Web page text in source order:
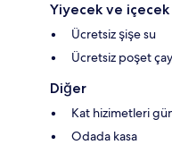
Yiyecek ve içecek
Ücretsiz şişe su
Ücretsiz poşet
Diğer
Kat hizimetleri
Odada kasa